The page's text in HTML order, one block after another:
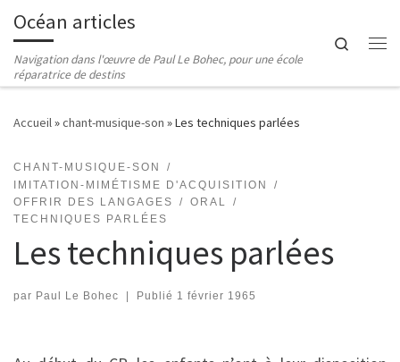
Passer au contenu
Océan articles
Navigation dans l'œuvre de Paul Le Bohec, pour une école
réparatrice de destins
Search
Accueil»chant-musique-son »Les techniques parlées
CHANT-MUSIQUE-SON
IMITATION-MIMÉTISME D'ACQUISITION
OFFRIR DES LANGAGES
ORAL
TECHNIQUES PARLÉES
Les techniques parlées
par Paul Le Bohec | Publié 1 février 1965